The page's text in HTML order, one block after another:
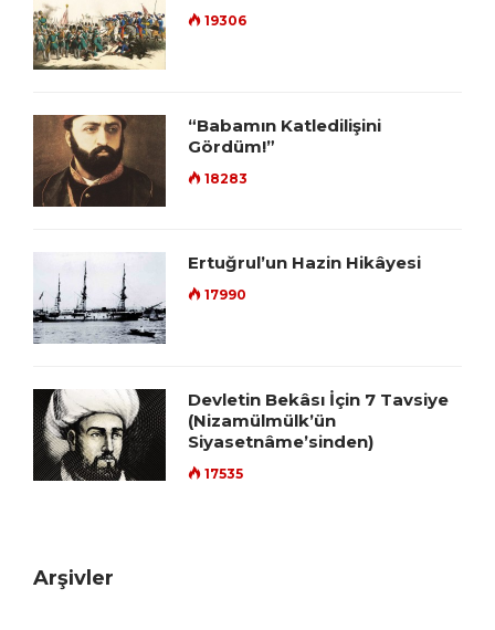
19306
“Babamın Katledilişini
Gördüm!”
18283
Ertuğrul’un Hazin Hikâyesi
17990
Devletin Bekâsı İçin 7 Tavsiye
(Nizamülmülk’ün
Siyasetnâme’sinden)
17535
Arşivler